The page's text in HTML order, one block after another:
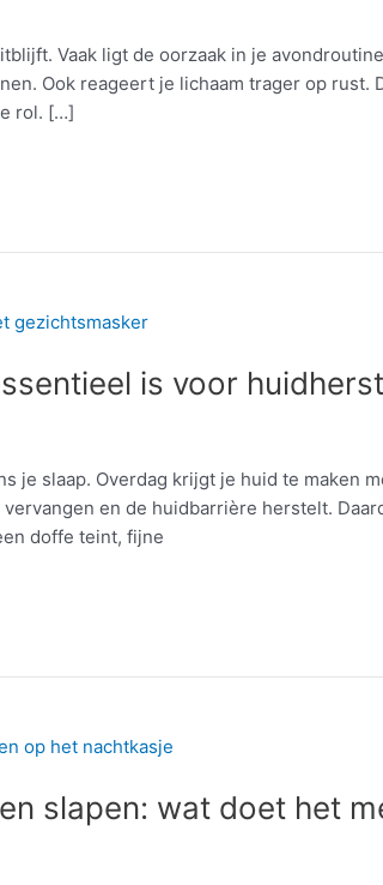
Vaak ligt de oorzaak in je
Ook reageert je lichaam trager op
rol. […]
is voor
je slaap. Overdag krijgt je huid te maken
en de huidbarrière herstelt.
doffe teint, fijne
slapen: wat doet het